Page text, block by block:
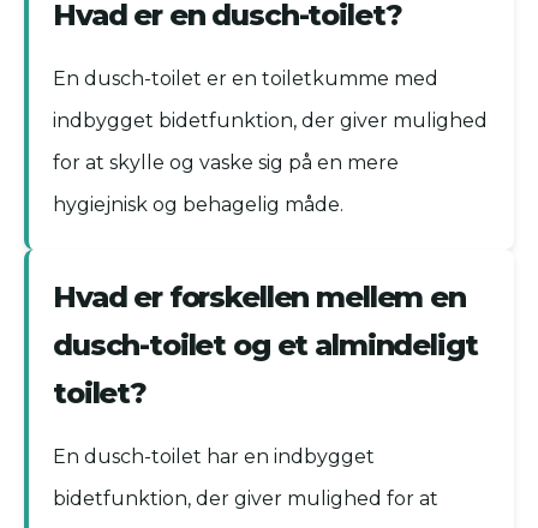
Hvad er en dusch-toilet?
En dusch-toilet er en toiletkumme med
indbygget bidetfunktion, der giver mulighed
for at skylle og vaske sig på en mere
hygiejnisk og behagelig måde.
Hvad er forskellen mellem en
dusch-toilet og et almindeligt
toilet?
En dusch-toilet har en indbygget
bidetfunktion, der giver mulighed for at